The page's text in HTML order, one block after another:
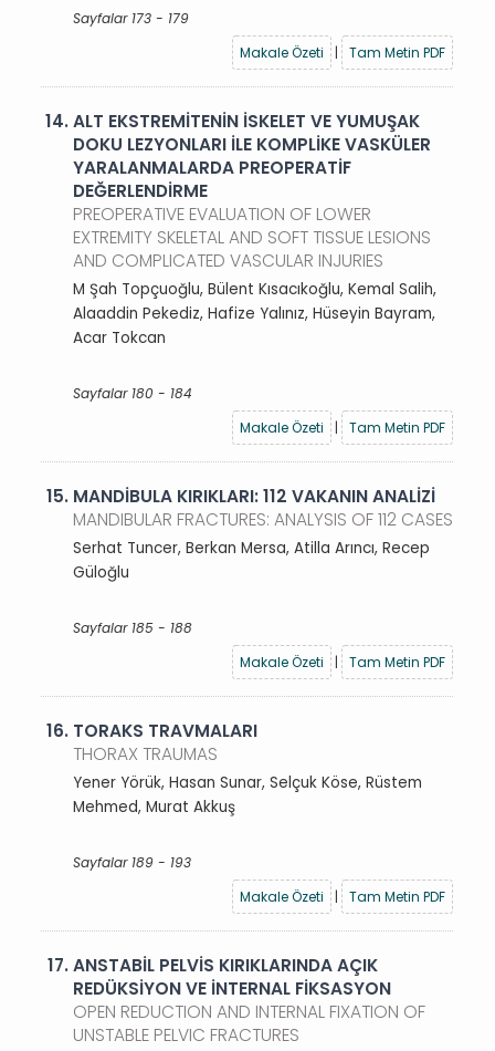
Sayfalar 173 - 179
Makale Özeti
| Tam Metin PDF
14.ALT EKSTREMİTENİN İSKELET VE YUMUŞAK
DOKU LEZYONLARI İLE KOMPLİKE VASKÜLER
YARALANMALARDA PREOPERATİF
DEĞERLENDİRME
PREOPERATIVE EVALUATION OF LOWER
EXTREMITY SKELETAL AND SOFT TISSUE LESIONS
AND COMPLICATED VASCULAR INJURIES
M Şah Topçuoğlu, Bülent Kısacıkoğlu, Kemal Salih,
Alaaddin Pekediz, Hafize Yalınız, Hüseyin Bayram,
Acar Tokcan
Sayfalar 180 - 184
Makale Özeti
| Tam Metin PDF
15. MANDİBULA KIRIKLARI: 112 VAKANIN ANALİZİ
MANDIBULAR FRACTURES: ANALYSIS OF 112 CASES
Serhat Tuncer, Berkan Mersa, Atilla Arıncı, Recep
Güloğlu
Sayfalar 185 - 188
Makale Özeti
| Tam Metin PDF
16. TORAKS TRAVMALARI
THORAX TRAUMAS
Yener Yörük, Hasan Sunar, Selçuk Köse, Rüstem
Mehmed, Murat Akkuş
Sayfalar 189 - 193
Makale Özeti
| Tam Metin PDF
17.ANSTABİL PELVİS KIRIKLARINDA AÇIK
REDÜKSİYON VE İNTERNAL FİKSASYON
OPEN REDUCTION AND INTERNAL FIXATION OF
UNSTABLE PELVIC FRACTURES